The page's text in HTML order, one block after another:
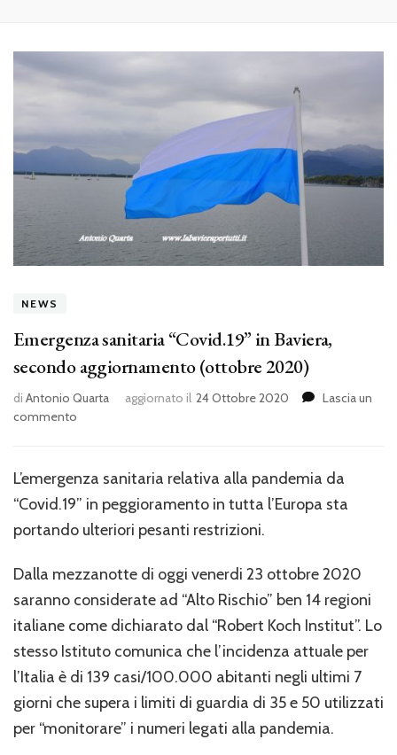
NEWS
Emergenza sanitaria “Covid.19” in Baviera,
secondo aggiornamento (ottobre 2020)
di Antonio Quarta aggiornato il 24 Ottobre 2020
Lascia un
commento
“Covid.19”
Baviera,
secondo
2020)
L’emergenza sanitaria relativa alla pandemia da
“Covid.19” in peggioramento in tutta l’Europa sta
portando ulteriori pesanti restrizioni.
Dalla mezzanotte di oggi venerdi 23 ottobre 2020
saranno considerate ad “Alto Rischio” ben 14 regioni
italiane come dichiarato dal “Robert Koch Institut”. Lo
stesso Istituto comunica che l’incidenza attuale per
l’Italia è di 139 casi/100.000 abitanti negli ultimi 7
giorni che supera i limiti di guardia di 35 e 50 utilizzati
per “monitorare” i numeri legati alla pandemia.